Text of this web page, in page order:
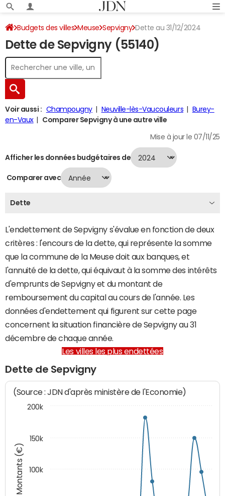
Budgets des villes Meuse Sepvigny Dette au 31/12/2024
Dette de Sepvigny (55140)
Voir aussi : Champougny Neuville-lès-Vaucouleurs
Burey-
en-Vaux
Comparer Sepvigny à une autre ville
Mise à jour le 07/11/25
Afficher les données budgétaires de
Comparer avec
Dette
L'endettement de Sepvigny s'évalue en fonction de deux
critères : l'encours de la dette, qui représente la somme
que la commune de la Meuse doit aux banques, et
l'annuité de la dette, qui équivaut à la somme des intérêts
d'emprunts de Sepvigny et du montant de
remboursement du capital au cours de l'année. Les
données d'endettement qui figurent sur cette page
concernent la situation financière de Sepvigny au 31
décembre de chaque année.
Les villes les plus endettées
Dette de Sepvigny
Montants (€)
(Source : JDN d'après ministère de l'Economie)
100k
150k
200k